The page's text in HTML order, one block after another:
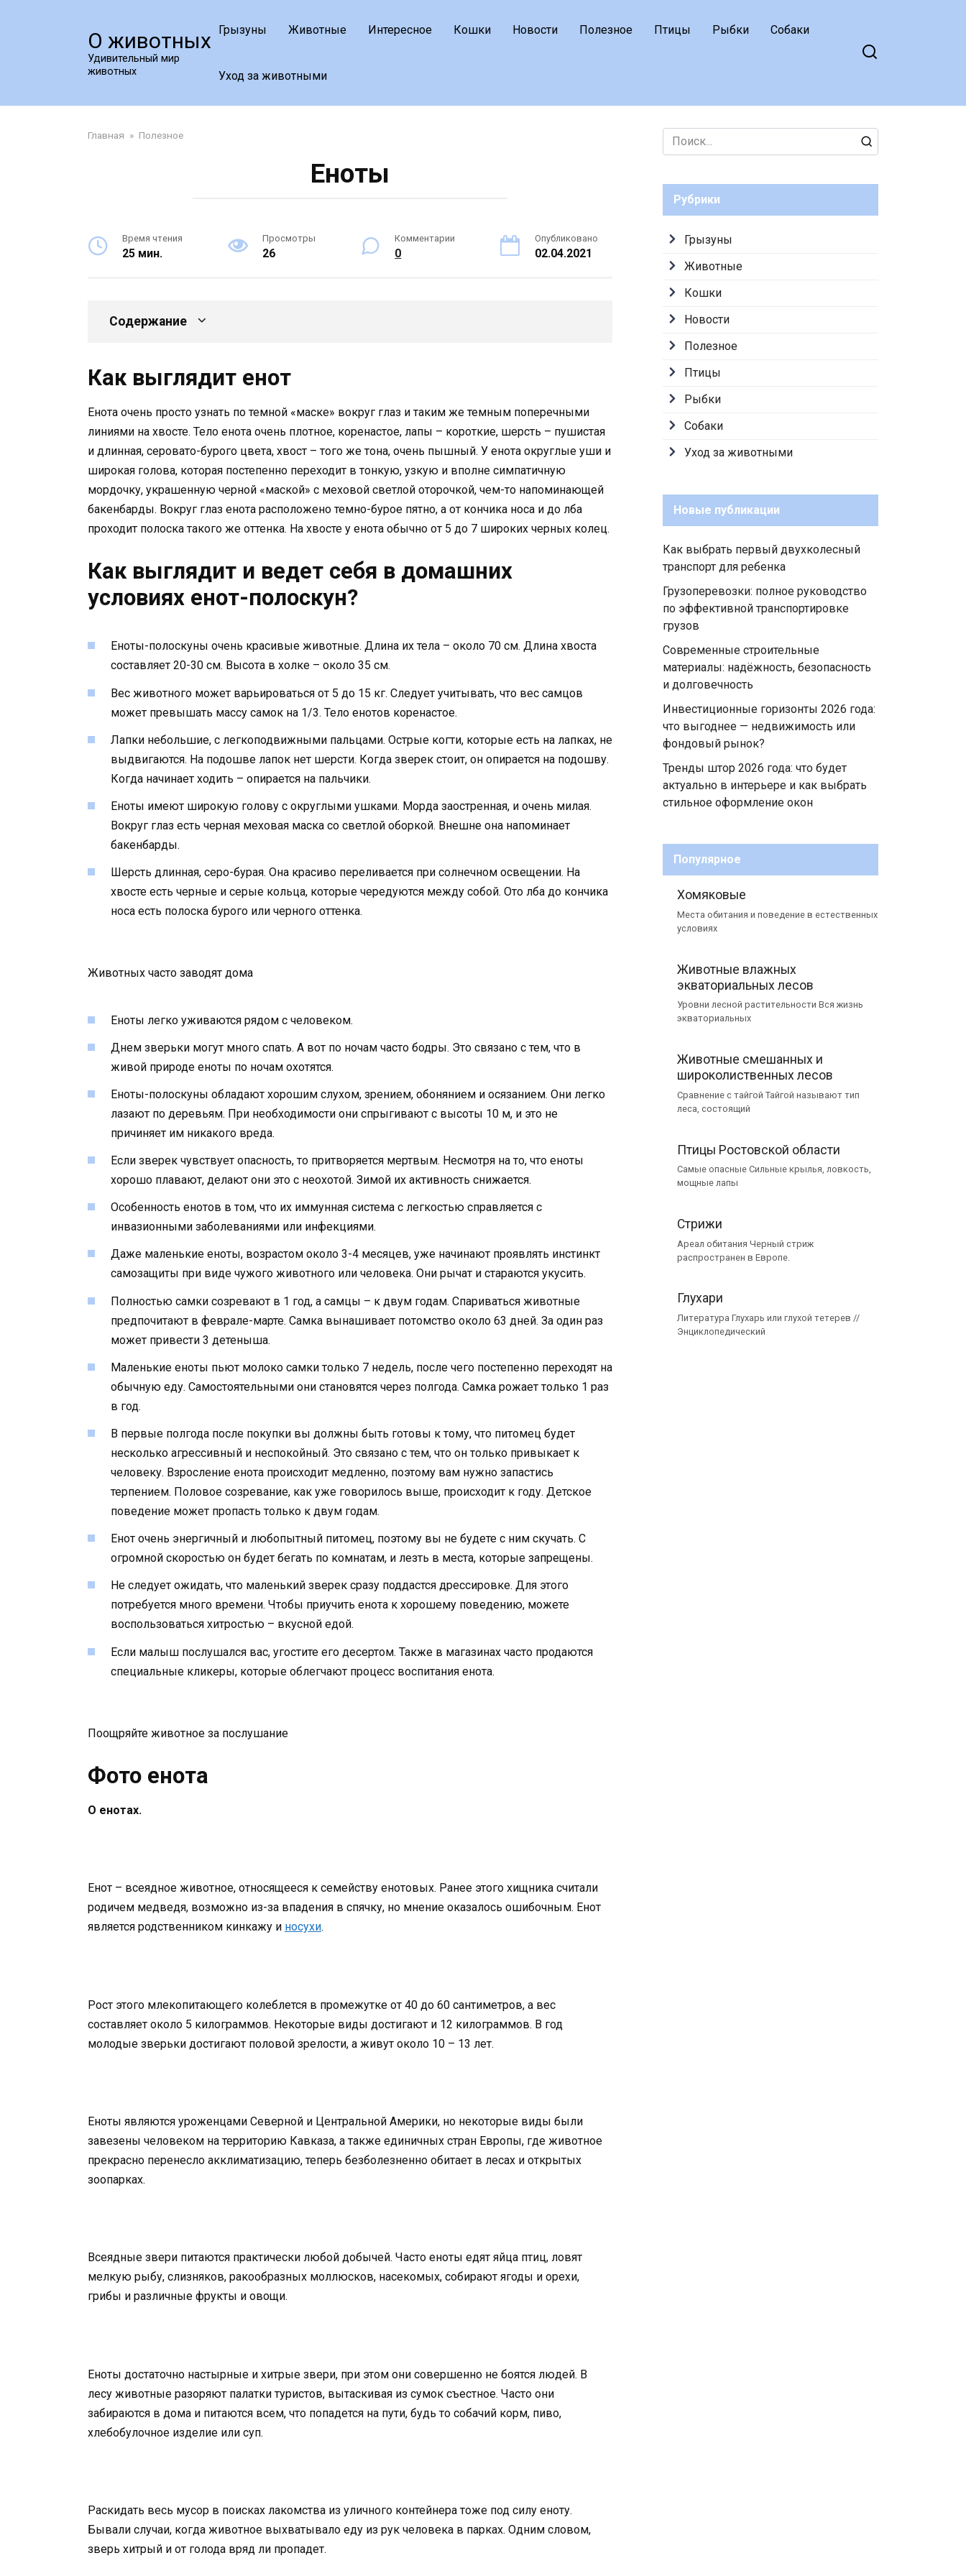
О животных
Удивительный мир
животных
Грызуны Животные Интересное Кошки Новости Полезное Птицы Рыбки Собаки
Уход за животными
Главная » Полезное
Еноты
Время чтения
25 мин.
Просмотры
26
Комментарии
0
Опубликовано
02.04.2021
Содержание
Как выглядит енот
Енота очень просто узнать по темной «маске» вокруг глаз и таким же темным поперечными
линиями на хвосте. Тело енота очень плотное, коренастое, лапы – короткие, шерсть – пушистая
и длинная, серовато-бурого цвета, хвост – того же тона, очень пышный. У енота округлые уши и
широкая голова, которая постепенно переходит в тонкую, узкую и вполне симпатичную
мордочку, украшенную черной «маской» с меховой светлой оторочкой, чем-то напоминающей
бакенбарды. Вокруг глаз енота расположено темно-бурое пятно, а от кончика носа и до лба
проходит полоска такого же оттенка. На хвосте у енота обычно от 5 до 7 широких черных колец.
Как выглядит и ведет себя в домашних
условиях енот-полоскун?
Еноты-полоскуны очень красивые животные. Длина их тела – около 70 см. Длина хвоста
составляет 20-30 см. Высота в холке – около 35 см.
Вес животного может варьироваться от 5 до 15 кг. Следует учитывать, что вес самцов
может превышать массу самок на 1/3. Тело енотов коренастое.
Лапки небольшие, с легкоподвижными пальцами. Острые когти, которые есть на лапках, не
выдвигаются. На подошве лапок нет шерсти. Когда зверек стоит, он опирается на подошву.
Когда начинает ходить – опирается на пальчики.
Еноты имеют широкую голову с округлыми ушками. Морда заостренная, и очень милая.
Вокруг глаз есть черная меховая маска со светлой оборкой. Внешне она напоминает
бакенбарды.
Шерсть длинная, серо-бурая. Она красиво переливается при солнечном освещении. На
хвосте есть черные и серые кольца, которые чередуются между собой. Ото лба до кончика
носа есть полоска бурого или черного оттенка.
Животных часто заводят дома
Еноты легко уживаются рядом с человеком.
Днем зверьки могут много спать. А вот по ночам часто бодры. Это связано с тем, что в
живой природе еноты по ночам охотятся.
Еноты-полоскуны обладают хорошим слухом, зрением, обонянием и осязанием. Они легко
лазают по деревьям. При необходимости они спрыгивают с высоты 10 м, и это не
причиняет им никакого вреда.
Если зверек чувствует опасность, то притворяется мертвым. Несмотря на то, что еноты
хорошо плавают, делают они это с неохотой. Зимой их активность снижается.
Особенность енотов в том, что их иммунная система с легкостью справляется с
инвазионными заболеваниями или инфекциями.
Даже маленькие еноты, возрастом около 3-4 месяцев, уже начинают проявлять инстинкт
самозащиты при виде чужого животного или человека. Они рычат и стараются укусить.
Полностью самки созревают в 1 год, а самцы – к двум годам. Спариваться животные
предпочитают в феврале-марте. Самка вынашивает потомство около 63 дней. За один раз
может привести 3 детеныша.
Маленькие еноты пьют молоко самки только 7 недель, после чего постепенно переходят на
обычную еду. Самостоятельными они становятся через полгода. Самка рожает только 1 раз
в год.
В первые полгода после покупки вы должны быть готовы к тому, что питомец будет
несколько агрессивный и неспокойный. Это связано с тем, что он только привыкает к
человеку. Взросление енота происходит медленно, поэтому вам нужно запастись
терпением. Половое созревание, как уже говорилось выше, происходит к году. Детское
поведение может пропасть только к двум годам.
Енот очень энергичный и любопытный питомец, поэтому вы не будете с ним скучать. С
огромной скоростью он будет бегать по комнатам, и лезть в места, которые запрещены.
Не следует ожидать, что маленький зверек сразу поддастся дрессировке. Для этого
потребуется много времени. Чтобы приучить енота к хорошему поведению, можете
воспользоваться хитростью – вкусной едой.
Если малыш послушался вас, угостите его десертом. Также в магазинах часто продаются
специальные кликеры, которые облегчают процесс воспитания енота.
Поощряйте животное за послушание
Фото енота
О енотах.
Енот – всеядное животное, относящееся к семейству енотовых. Ранее этого хищника считали
родичем медведя, возможно из-за впадения в спячку, но мнение оказалось ошибочным. Енот
является родственником кинкажу и носухи.
Рост этого млекопитающего колеблется в промежутке от 40 до 60 сантиметров, а вес
составляет около 5 килограммов. Некоторые виды достигают и 12 килограммов. В год
молодые зверьки достигают половой зрелости, а живут около 10 – 13 лет.
Еноты являются уроженцами Северной и Центральной Америки, но некоторые виды были
завезены человеком на территорию Кавказа, а также единичных стран Европы, где животное
прекрасно перенесло акклиматизацию, теперь безболезненно обитает в лесах и открытых
зоопарках.
Всеядные звери питаются практически любой добычей. Часто еноты едят яйца птиц, ловят
мелкую рыбу, слизняков, ракообразных моллюсков, насекомых, собирают ягоды и орехи,
грибы и различные фрукты и овощи.
Еноты достаточно настырные и хитрые звери, при этом они совершенно не боятся людей. В
лесу животные разоряют палатки туристов, вытаскивая из сумок съестное. Часто они
забираются в дома и питаются всем, что попадется на пути, будь то собачий корм, пиво,
хлебобулочное изделие или суп.
Раскидать весь мусор в поисках лакомства из уличного контейнера тоже под силу еноту.
Бывали случаи, когда животное выхватывало еду из рук человека в парках. Одним словом,
зверь хитрый и от голода вряд ли пропадет.
Search
for:
Рубрики
Грызуны
Животные
Кошки
Новости
Полезное
Птицы
Рыбки
Собаки
Уход за животными
Новые публикации
Как выбрать первый двухколесный
транспорт для ребенка
Грузоперевозки: полное руководство
по эффективной транспортировке
грузов
Современные строительные
материалы: надёжность, безопасность
и долговечность
Инвестиционные горизонты 2026 года:
что выгоднее — недвижимость или
фондовый рынок?
Тренды штор 2026 года: что будет
актуально в интерьере и как выбрать
стильное оформление окон
Популярное
Хомяковые
Места обитания и поведение в естественных
условиях
Животные влажных
экваториальных лесов
Уровни лесной растительности Вся жизнь
экваториальных
Животные смешанных и
широколиственных лесов
Сравнение с тайгой Тайгой называют тип
леса, состоящий
Птицы Ростовской области
Самые опасные Сильные крылья, ловкость,
мощные лапы
Стрижи
Ареал обитания Черный стриж
распространен в Европе.
Глухари
Литература Глухарь или глухой тетерев //
Энциклопедический